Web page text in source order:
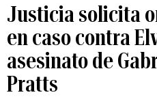
Justicia solicita
en caso contra
asesinato de
Pratts